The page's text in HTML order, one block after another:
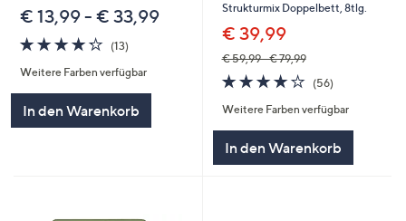
€ 13,99 - € 33,99
4.2
von
5
(13)13
Weitere Farben verfügbar
In den Warenkorb
Strukturmix Doppelbett, 8tlg.
€ 39,99
€ 59,99 - € 79,99
4.1
von
5
(56)56
Weitere Farben verfügbar
In den Warenkorb